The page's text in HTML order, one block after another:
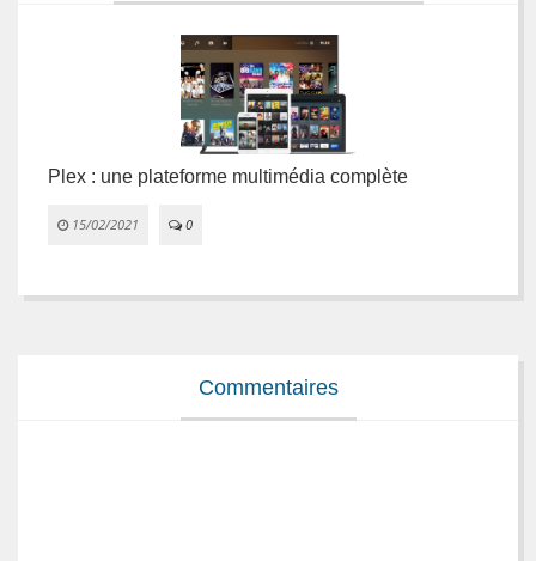
Plex : une plateforme multimédia complète
15/02/2021 0
Commentaires